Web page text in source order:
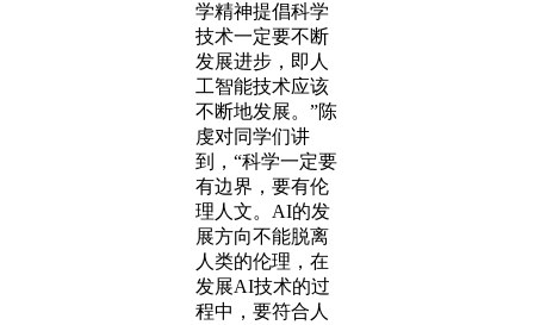
学精神提倡科学
技术一定要不断
发展进步，即人
工智能技术应该
不断地发展。”陈
虔对同学们讲
到，“科学一定要
有边界，要有伦
理人文。AI的发
展方向不能脱离
人类的伦理，在
发展AI技术的过
程中，要符合人